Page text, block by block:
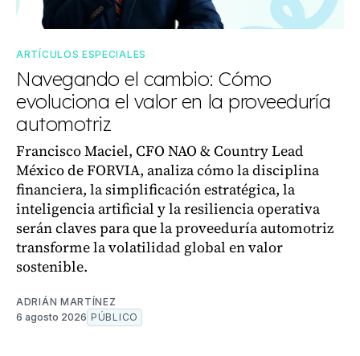
ARTÍCULOS ESPECIALES
Navegando el cambio: Cómo
evoluciona el valor en la proveeduría
automotriz
Francisco Maciel, CFO NAO & Country Lead
México de FORVIA, analiza cómo la disciplina
financiera, la simplificación estratégica, la
inteligencia artificial y la resiliencia operativa
serán claves para que la proveeduría automotriz
transforme la volatilidad global en valor
sostenible.
ADRIÁN MARTÍNEZ
6 agosto 2026 PÚBLICO